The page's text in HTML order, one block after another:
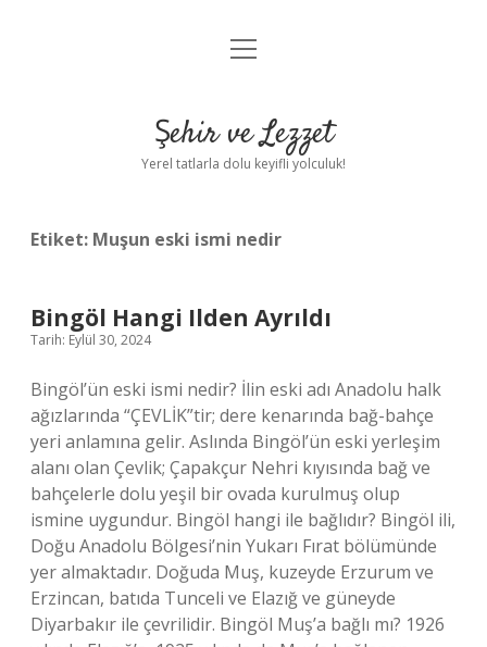
Anasayfa
Yasal Uyarı
menüyü
Şehir ve Lezzet
Yerel tatlarla dolu keyifli yolculuk!
Etiket: Muşun eski ismi nedir
Bingöl Hangi Ilden Ayrıldı
Tarih: Eylül 30, 2024
Bingöl’ün eski ismi nedir? İlin eski adı Anadolu halk
ağızlarında “ÇEVLİK”tir; dere kenarında bağ-bahçe
yeri anlamına gelir. Aslında Bingöl’ün eski yerleşim
alanı olan Çevlik; Çapakçur Nehri kıyısında bağ ve
bahçelerle dolu yeşil bir ovada kurulmuş olup
ismine uygundur. Bingöl hangi ile bağlıdır? Bingöl ili,
Doğu Anadolu Bölgesi’nin Yukarı Fırat bölümünde
yer almaktadır. Doğuda Muş, kuzeyde Erzurum ve
Erzincan, batıda Tunceli ve Elazığ ve güneyde
Diyarbakır ile çevrilidir. Bingöl Muş’a bağlı mı? 1926